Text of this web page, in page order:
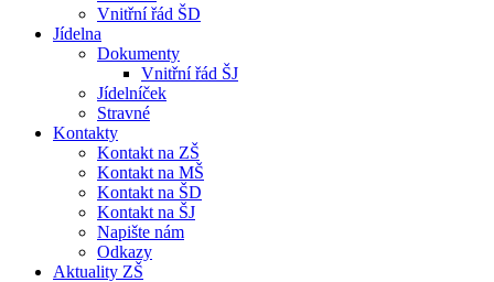
Vnitřní řád ŠD
Jídelna
Dokumenty
Vnitřní řád ŠJ
Jídelníček
Stravné
Kontakty
Kontakt na ZŠ
Kontakt na MŠ
Kontakt na ŠD
Kontakt na ŠJ
Napište nám
Odkazy
Aktuality ZŠ